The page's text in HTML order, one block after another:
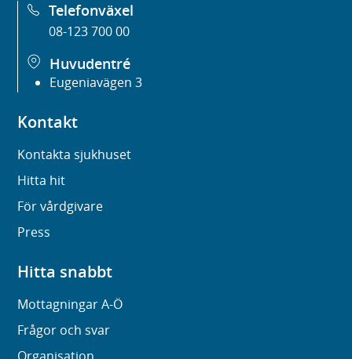
Telefonväxel
08-123 700 00
Huvudentré
Eugeniavägen 3
Kontakt
Kontakta sjukhuset
Hitta hit
För vårdgivare
Press
Hitta snabbt
Mottagningar A-Ö
Frågor och svar